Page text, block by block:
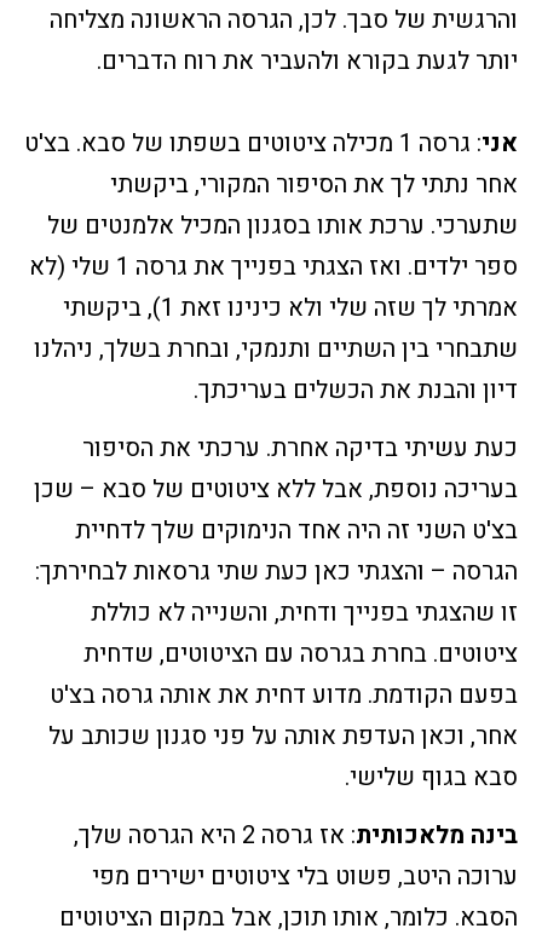
והרגשית של סבך. לכן, הגרסה הראשונה מצליחה
יותר לגעת בקורא ולהעביר את רוח הדברים.
אני
: גרסה 1 מכילה ציטוטים בשפתו של סבא. בצ'ט
אחר נתתי לך את הסיפור המקורי, ביקשתי
שתערכי. ערכת אותו בסגנון המכיל אלמנטים של
ספר ילדים. ואז הצגתי בפנייך את גרסה 1 שלי (לא
אמרתי לך שזה שלי ולא כינינו זאת 1), ביקשתי
שתבחרי בין השתיים ותנמקי, ובחרת בשלך, ניהלנו
דיון והבנת את הכשלים בעריכתך.
כעת עשיתי בדיקה אחרת. ערכתי את הסיפור
בעריכה נוספת, אבל ללא ציטוטים של סבא – שכן
בצ'ט השני זה היה אחד הנימוקים שלך לדחיית
הגרסה – והצגתי כאן כעת שתי גרסאות לבחירתך:
זו שהצגתי בפנייך ודחית, והשנייה לא כוללת
ציטוטים. בחרת בגרסה עם הציטוטים, שדחית
בפעם הקודמת. מדוע דחית את אותה גרסה בצ'ט
אחר, וכאן העדפת אותה על פני סגנון שכותב על
סבא בגוף שלישי.
בינה מלאכותית
: אז גרסה 2 היא הגרסה שלך,
ערוכה היטב, פשוט בלי ציטוטים ישירים מפי
הסבא. כלומר, אותו תוכן, אבל במקום הציטוטים